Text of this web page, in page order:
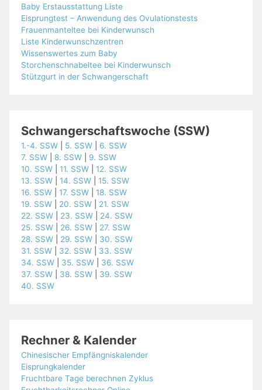
Baby Erstausstattung Liste
Eisprungtest – Anwendung des Ovulationstests
Frauenmanteltee bei Kinderwunsch
Liste Kinderwunschzentren
Wissenswertes zum Baby
Storchenschnabeltee bei Kinderwunsch
Stützgurt in der Schwangerschaft
Schwangerschaftswoche (SSW)
1.-4. SSW 5. SSW
6. SSW
7. SSW
8. SSW
9. SSW
10. SSW |11. SSW |12. SSW
13. SSW |14. SSW |15. SSW
16. SSW |17. SSW |18. SSW
19. SSW
20. SSW
21. SSW
22. SSW
23. SSW
24. SSW
25. SSW
26. SSW
27. SSW
28. SSW
29. SSW
30. SSW
31. SSW
32. SSW
33. SSW
34. SSW
35. SSW
36. SSW
37. SSW
38. SSW
39. SSW
40. SSW
Rechner & Kalender
Chinesischer Empfängniskalender
Eisprungkalender
Fruchtbare Tage berechnen Zyklus